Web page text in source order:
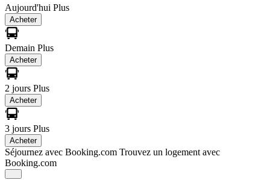
Aujourd'hui Plus
Acheter
Demain Plus
Acheter
2 jours Plus
Acheter
3 jours Plus
Acheter
Séjournez avec Booking.com Trouvez un logement avec
Booking.com